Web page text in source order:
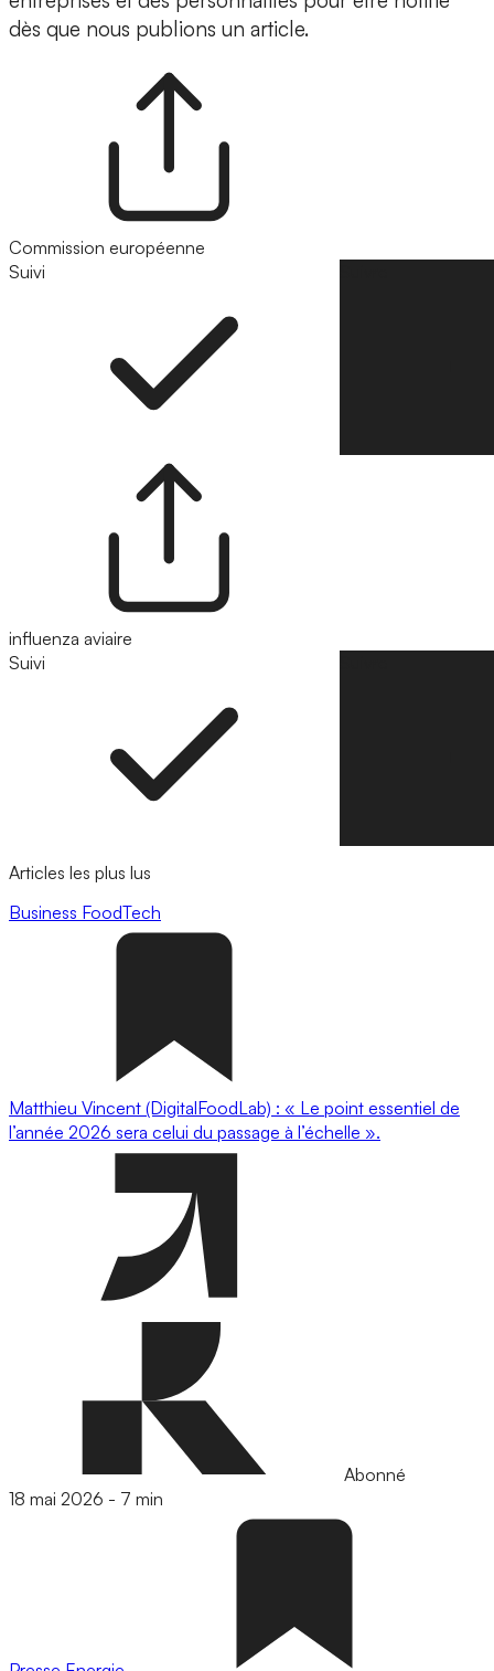
dès que nous publions un article.
Commission européenne
Suivi
influenza aviaire
Suivi
Articles les plus lus
Business FoodTech
Matthieu Vincent (DigitalFoodLab) : « Le point essentiel de
l’année 2026 sera celui du passage à l’échelle ».
Abonné
18 mai 2026 - 7 min